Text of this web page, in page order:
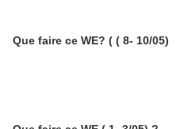
Que faire ce WE? ( ( 8- 10/05)